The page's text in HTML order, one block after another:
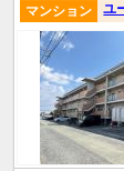
ユ
マンション